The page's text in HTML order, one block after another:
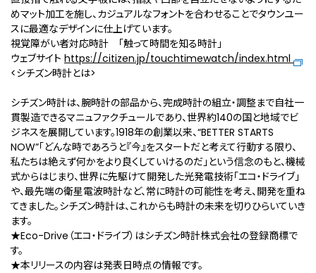
めマット加工を施し、カジュアルなフォントを合わせることでタウンユー
スに最適なデザインに仕上げています。
視覚障がい者対応時計 「触って時間を知る時計」
ウェブサイト https://citizen.jp/touchtimewatch/index.html
<シチズン時計とは>
シチズン時計は、腕時計の部品から、完成時計の組立・調整まで自社一
貫製造できるマニュファクチュールであり、世界約140の国と地域でビ
ジネスを展開しています。1918年の創業以来、“BETTER STARTS
NOW”「どんな時であろうと『今』をスタートだと考えて行動する限り、
私たちは絶えず何かをより良くしていけるのだ」という信念のもと、機械
式からはじまり、世界に先駆けて開発した光発電技術「エコ・ドライブ」
や、最先端の衛星電波時計など、常に時計の可能性を考え、開発を重ね
てきました。シチズン時計は、これからも時計の未来を切りひらいていき
ます。
★Eco-Drive（エコ・ドライブ）はシチズン時計株式会社の登録商標で
す。
★本リリースの内容は発表日時点の情報です。